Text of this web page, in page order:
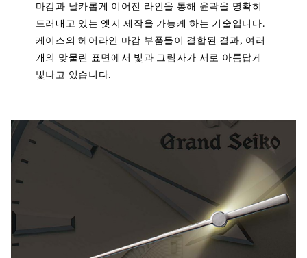
마감과 날카롭게 이어진 라인을 통해 윤곽을 명확히
드러내고 있는 엣지 제작을 가능케 하는 기술입니다.
케이스의 헤어라인 마감 부품들이 결합된 결과, 여러
개의 맞물린 표면에서 빛과 그림자가 서로 아름답게
빛나고 있습니다.